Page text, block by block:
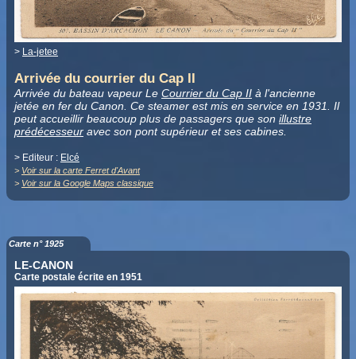
> La-jetee
Arrivée du courrier du Cap II
Arrivée du bateau vapeur Le Courrier du Cap II à l'ancienne
jetée en fer du Canon. Ce steamer est mis en service en 1931. Il
peut accueillir beaucoup plus de passagers que son illustre
prédécesseur avec son pont supérieur et ses cabines.
> Editeur : Elcé
> Voir sur la carte Ferret d'Avant
> Voir sur la Google Maps classique
Carte n° 1925
LE-CANON
Carte postale écrite en 1951